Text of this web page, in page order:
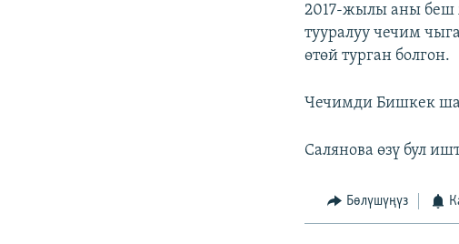
2017-жылы аны беш
тууралуу чечим
өтөй турган болгон.
Чечимди Бишкек
Салянова өзү бул
Бөлүшүңүз